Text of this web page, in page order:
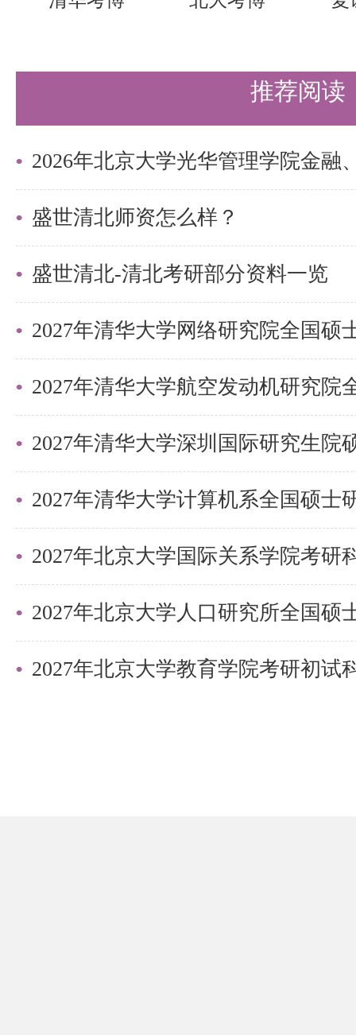
可选择，清北学长领学，班主任
清北。
更多清北考研备考资料及清北考
推荐阅读
盛世清北师资怎么样？
盛世清北-清北考研部分资料一览
2027年清华大学深圳国际研究生院
2027年北京大学国际关系学院考研
2027年北京大学教育学院考研初试